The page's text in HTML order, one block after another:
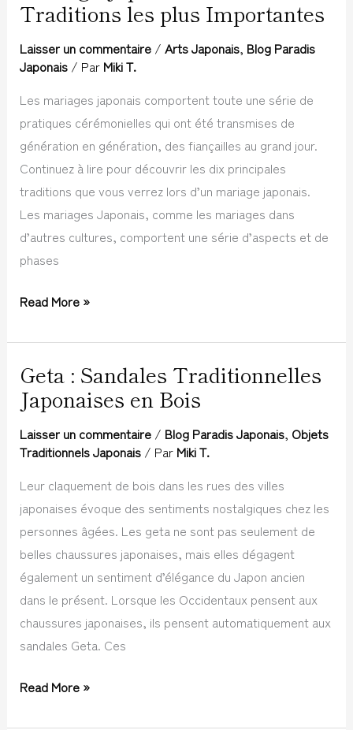
Traditions les plus Importantes
Laisser un commentaire / Arts Japonais, Blog Paradis
Japonais/ Par Miki T.
Les mariages japonais comportent toute une série de
pratiques cérémonielles qui ont été transmises de
génération en génération, des fiançailles au grand jour.
Continuez à lire pour découvrir les dix principales
traditions que vous verrez lors d’un mariage japonais.
Les mariages Japonais, comme les mariages dans
d’autres cultures, comportent une série d’aspects et de
phases
Japonais
les
10
Traditions
les
plus
Importantes
Read More »
Geta : Sandales Traditionnelles
Japonaises en Bois
Laisser un commentaire / Blog Paradis Japonais, Objets
Traditionnels Japonais/ Par Miki T.
Leur claquement de bois dans les rues des villes
japonaises évoque des sentiments nostalgiques chez les
personnes âgées. Les geta ne sont pas seulement de
belles chaussures japonaises, mais elles dégagent
également un sentiment d’élégance du Japon ancien
dans le présent. Lorsque les Occidentaux pensent aux
chaussures japonaises, ils pensent automatiquement aux
sandales Geta. Ces
Geta
Sandales
Traditionnelles
Japonaises
en
Bois
Read More »